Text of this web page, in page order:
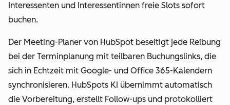
Interessenten und Interessentinnen freie Slots sofort
buchen.
Der Meeting-Planer von HubSpot beseitigt jede Reibung
bei der Terminplanung mit teilbaren Buchungslinks, die
sich in Echtzeit mit Google- und Office 365-Kalendern
synchronisieren. HubSpots KI übernimmt automatisch
die Vorbereitung, erstellt Follow-ups und protokolliert